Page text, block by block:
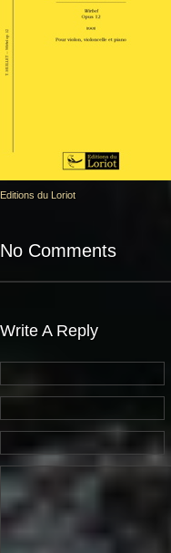
Editions du Loriot
No Comments
Write A Reply